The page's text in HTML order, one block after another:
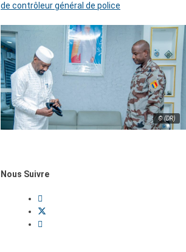
de contrôleur général de police
© (DR)
Nous Suivre